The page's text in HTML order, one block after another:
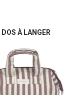
À LANGER